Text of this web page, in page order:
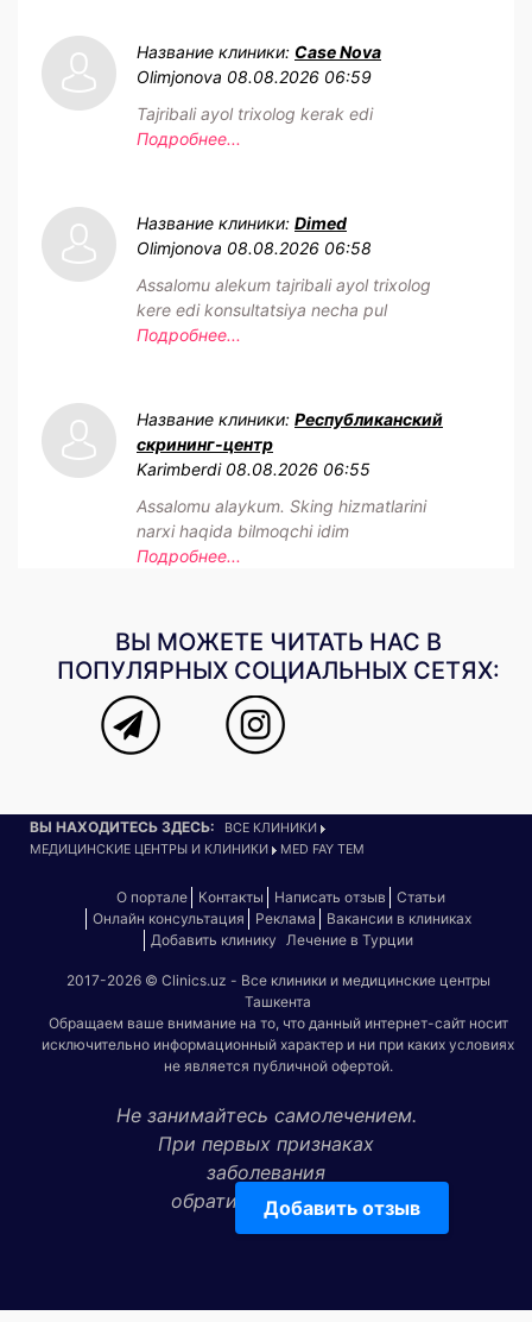
Добавить отзыв
Название клиники: Case Nova
Olimjonova 08.08.2026 06:59
Tajribali ayol trixolog kerak edi
Подробнее...
Название клиники: Dimed
Olimjonova 08.08.2026 06:58
Assalomu alekum tajribali ayol trixolog
kere edi konsultatsiya necha pul
Подробнее...
Название клиники: Республиканский
скрининг-центр
Karimberdi 08.08.2026 06:55
Assalomu alaykum. Sking hizmatlarini
narxi haqida bilmoqchi idim
Подробнее...
ВЫ МОЖЕТЕ ЧИТАТЬ НАС В
ПОПУЛЯРНЫХ СОЦИАЛЬНЫХ СЕТЯХ:
ВЫ НАХОДИТЕСЬ ЗДЕСЬ:
ВСЕ КЛИНИКИ
МЕДИЦИНСКИЕ ЦЕНТРЫ И КЛИНИКИ
MED FAY TEM
О портале Контакты Написать отзыв
Статьи
Онлайн консультация
Реклама
Вакансии в клиниках
Добавить клинику Лечение в Турции
2017-2026 © Clinics.uz - Все клиники и медицинские центры
Ташкента
Обращаем ваше внимание на то, что данный интернет-сайт носит
исключительно информационный характер и ни при каких условиях
не является публичной офертой.
Не занимайтесь самолечением.
При первых признаках
заболевания
обратитесь к врачу!